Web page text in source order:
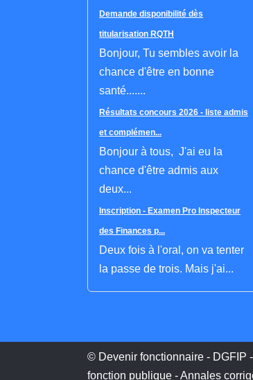
Demande disponibilité dès
titularisation RQTH
Bonjour, Tu sembles avoir la
chance d'être en bonne
santé.......
Résultats concours 2026 - liste admis
et complémen...
Bonjour à tous, J'ai eu la
chance d'être admis aux
deux...
Inscription - Examen Pro Inspecteur
des Finances p...
Deux fois à l'oral, on va tenter
la passe de trois. Mais j'ai...
© Devenir fonctionnaire - DGFIP
fonction publique - Annales